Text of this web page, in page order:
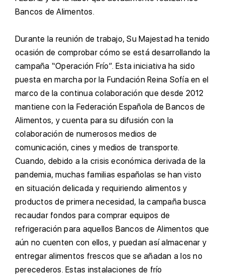
Bancos de Alimentos.
Durante la reunión de trabajo, Su Majestad ha tenido
ocasión de comprobar cómo se está desarrollando la
campaña “Operación Frío”. Esta iniciativa ha sido
puesta en marcha por la Fundación Reina Sofía en el
marco de la continua colaboración que desde 2012
mantiene con la Federación Española de Bancos de
Alimentos, y cuenta para su difusión con la
colaboración de numerosos medios de
comunicación, cines y medios de transporte.
Cuando, debido a la crisis económica derivada de la
pandemia, muchas familias españolas se han visto
en situación delicada y requiriendo alimentos y
productos de primera necesidad, la campaña busca
recaudar fondos para comprar equipos de
refrigeración para aquellos Bancos de Alimentos que
aún no cuenten con ellos, y puedan así almacenar y
entregar alimentos frescos que se añadan a los no
perecederos. Estas instalaciones de frío